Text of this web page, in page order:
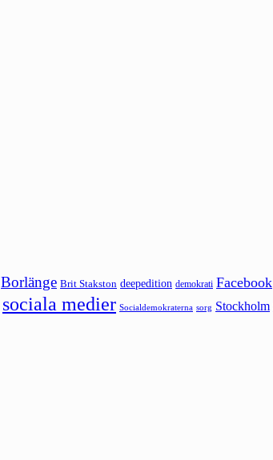
Borlänge Brit Stakston deepedition demokrati Facebook
sociala medier Socialdemokraterna sorg Stockholm